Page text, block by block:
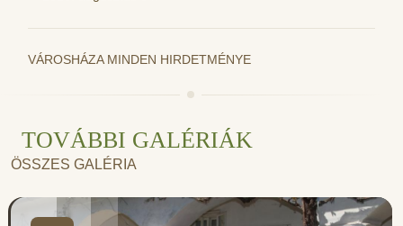
VÁROSHÁZA MINDEN HIRDETMÉNYE
TOVÁBBI GALÉRIÁK
ÖSSZES GALÉRIA